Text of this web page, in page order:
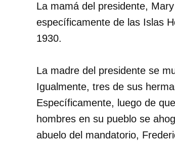
La mamá del presidente,
específicamente de las Islas
1930.
La madre del presidente se
Igualmente, tres de sus
Específicamente, luego de
hombres en su pueblo se
abuelo del mandatorio,